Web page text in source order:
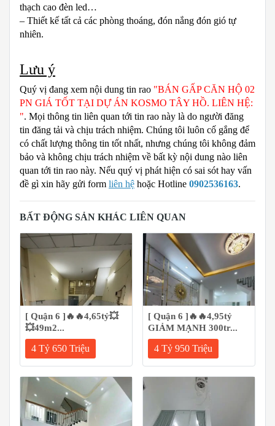
thạch cao đèn led…
– Thiết kế tất cả các phòng thoáng, đón nắng đón gió tự
nhiên.
Lưu ý
Quý vị đang xem nội dung tin rao "BÁN GẤP CĂN HỘ 02
PN GIÁ TỐT TẠI DỰ ÁN KOSMO TÂY HỒ. LIÊN HỆ:
". Mọi thông tin liên quan tới tin rao này là do người đăng
tin đăng tải và chịu trách nhiệm. Chúng tôi luôn cố gắng để
có chất lượng thông tin tốt nhất, nhưng chúng tôi không đảm
bảo và không chịu trách nhiệm về bất kỳ nội dung nào liên
quan tới tin rao này. Nếu quý vị phát hiện có sai sót hay vấn
đề gì xin hãy gửi form liên hệ hoặc Hotline 0902536163.
BẤT ĐỘNG SẢN KHÁC LIÊN QUAN
[ Quận 6 ]🔥🔥4,65tỷ💥
💥49m2...
4 Tỷ 650 Triệu
[ Quận 6 ]🔥🔥4,95tỷ
GIẢM MẠNH 300tr...
4 Tỷ 950 Triệu